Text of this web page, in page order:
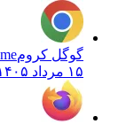
گوگل کروم
۱۵ مرداد ۱۴۰۵